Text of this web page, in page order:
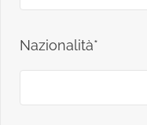
Nazionalità*